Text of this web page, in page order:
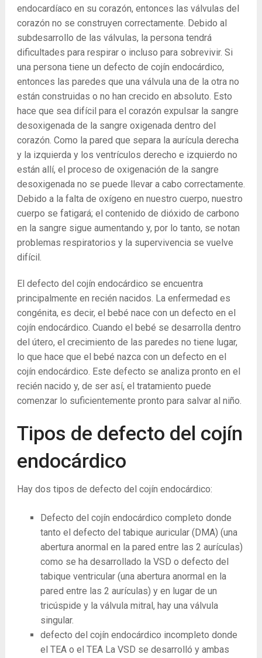
endocardíaco en su corazón, entonces las válvulas del
corazón no se construyen correctamente. Debido al
subdesarrollo de las válvulas, la persona tendrá
dificultades para respirar o incluso para sobrevivir. Si
una persona tiene un defecto de cojín endocárdico,
entonces las paredes que una válvula una de la otra no
están construidas o no han crecido en absoluto. Esto
hace que sea difícil para el corazón expulsar la sangre
desoxigenada de la sangre oxigenada dentro del
corazón. Como la pared que separa la aurícula derecha
y la izquierda y los ventrículos derecho e izquierdo no
están allí, el proceso de oxigenación de la sangre
desoxigenada no se puede llevar a cabo correctamente.
Debido a la falta de oxígeno en nuestro cuerpo, nuestro
cuerpo se fatigará; el contenido de dióxido de carbono
en la sangre sigue aumentando y, por lo tanto, se notan
problemas respiratorios y la supervivencia se vuelve
difícil.
El defecto del cojín endocárdico se encuentra
principalmente en recién nacidos. La enfermedad es
congénita, es decir, el bebé nace con un defecto en el
cojín endocárdico. Cuando el bebé se desarrolla dentro
del útero, el crecimiento de las paredes no tiene lugar,
lo que hace que el bebé nazca con un defecto en el
cojín endocárdico. Este defecto se analiza pronto en el
recién nacido y, de ser así, el tratamiento puede
comenzar lo suficientemente pronto para salvar al niño.
Tipos de defecto del cojín
endocárdico
Hay dos tipos de defecto del cojín endocárdico:
Defecto del cojín endocárdico completo donde
tanto el defecto del tabique auricular (DMA) (una
abertura anormal en la pared entre las 2 aurículas)
como se ha desarrollado la VSD o defecto del
tabique ventricular (una abertura anormal en la
pared entre las 2 aurículas) y en lugar de un
tricúspide y la válvula mitral, hay una válvula
singular.
defecto del cojín endocárdico incompleto donde
el TEA o el TEA La VSD se desarrolló y ambas